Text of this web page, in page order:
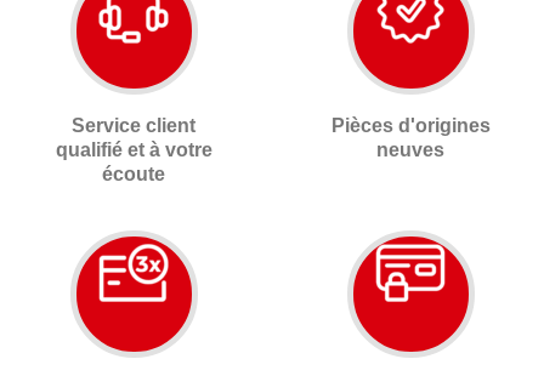
Service client
qualifié et à votre
écoute
Pièces d'origines
neuves